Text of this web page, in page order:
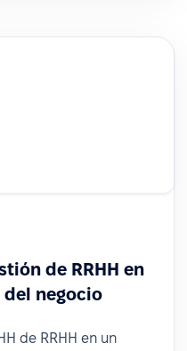
de RRHH en
negocio
de RRHH en un